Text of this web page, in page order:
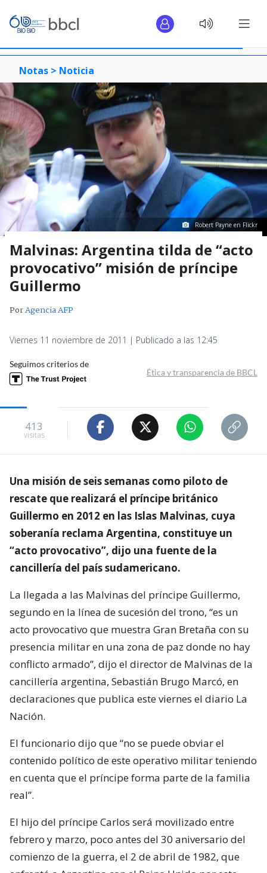
Notas > Noticia
Robert Payne en Flickr
Malvinas: Argentina tilda de “acto
provocativo” misión de príncipe
Guillermo
PorAgencia AFP
Viernes 11 noviembre de 2011 | Publicado a las 12:45
Seguimos criterios de
Ética y transparencia de BBCL
413
visitas
Una misión de seis semanas como piloto de
rescate que realizará el príncipe británico
Guillermo en 2012 en las Islas Malvinas, cuya
soberanía reclama Argentina, constituye un
“acto provocativo”, dijo una fuente de la
cancillería del país sudamericano.
La llegada a las Malvinas del príncipe Guillermo,
segundo en la línea de sucesión del trono, “es un
acto provocativo que muestra Gran Bretaña con su
presencia militar en una zona de paz donde no hay
conflicto armado”, dijo el director de Malvinas de la
cancillería argentina, Sebastián Brugo Marcó, en
declaraciones que publica este viernes el diario La
Nación.
El funcionario dijo que “no se puede obviar el
contenido político de este operativo militar teniendo
en cuenta que el príncipe forma parte de la familia
real”.
El hijo del príncipe Carlos será movilizado entre
febrero y marzo, poco antes del 30 aniversario del
comienzo de la guerra, el 2 de abril de 1982, que